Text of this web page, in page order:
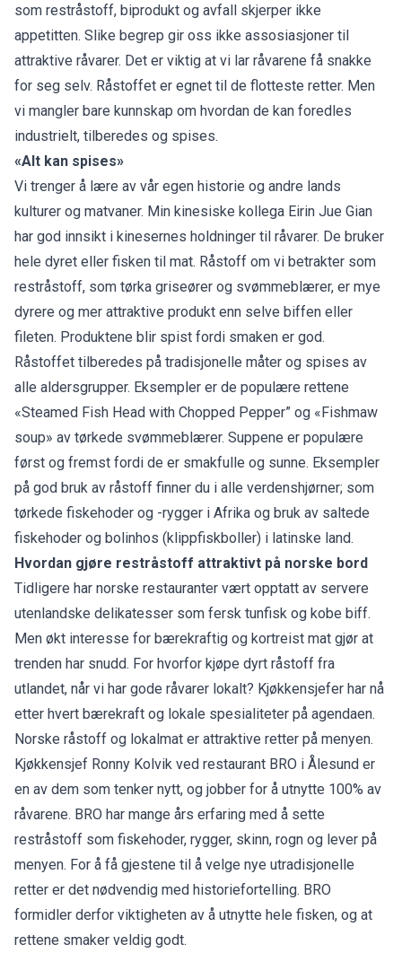
som restråstoff, biprodukt og avfall skjerper ikke
appetitten. Slike begrep gir oss ikke assosiasjoner til
attraktive råvarer. Det er viktig at vi lar råvarene få snakke
for seg selv. Råstoffet er egnet til de flotteste retter. Men
vi mangler bare kunnskap om hvordan de kan foredles
industrielt, tilberedes og spises.
«Alt kan spises»
Vi trenger å lære av vår egen historie og andre lands
kulturer og matvaner. Min kinesiske kollega Eirin Jue Gian
har god innsikt i kinesernes holdninger til råvarer. De bruker
hele dyret eller fisken til mat. Råstoff om vi betrakter som
restråstoff, som tørka griseører og svømmeblærer, er mye
dyrere og mer attraktive produkt enn selve biffen eller
fileten. Produktene blir spist fordi smaken er god.
Råstoffet tilberedes på tradisjonelle måter og spises av
alle aldersgrupper. Eksempler er de populære rettene
«Steamed Fish Head with Chopped Pepper” og «Fishmaw
soup» av tørkede svømmeblærer. Suppene er populære
først og fremst fordi de er smakfulle og sunne. Eksempler
på god bruk av råstoff finner du i alle verdenshjørner; som
tørkede fiskehoder og -rygger i Afrika og bruk av saltede
fiskehoder og bolinhos (klippfiskboller) i latinske land.
Hvordan gjøre restråstoff attraktivt på norske bord
Tidligere har norske restauranter vært opptatt av servere
utenlandske delikatesser som fersk tunfisk og kobe biff.
Men økt interesse for bærekraftig og kortreist mat gjør at
trenden har snudd. For hvorfor kjøpe dyrt råstoff fra
utlandet, når vi har gode råvarer lokalt? Kjøkkensjefer har nå
etter hvert bærekraft og lokale spesialiteter på agendaen.
Norske råstoff og lokalmat er attraktive retter på menyen.
Kjøkkensjef Ronny Kolvik ved restaurant BRO i Ålesund er
en av dem som tenker nytt, og jobber for å utnytte 100% av
råvarene. BRO har mange års erfaring med å sette
restråstoff som fiskehoder, rygger, skinn, rogn og lever på
menyen. For å få gjestene til å velge nye utradisjonelle
retter er det nødvendig med historiefortelling. BRO
formidler derfor viktigheten av å utnytte hele fisken, og at
rettene smaker veldig godt.